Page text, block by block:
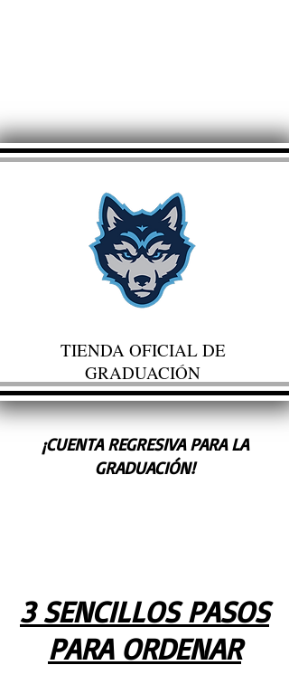
TIENDA OFICIAL DE
GRADUACIÓN
¡CUENTA REGRESIVA PARA LA
GRADUACIÓN!
3 SENCILLOS PASOS
PARA ORDENAR